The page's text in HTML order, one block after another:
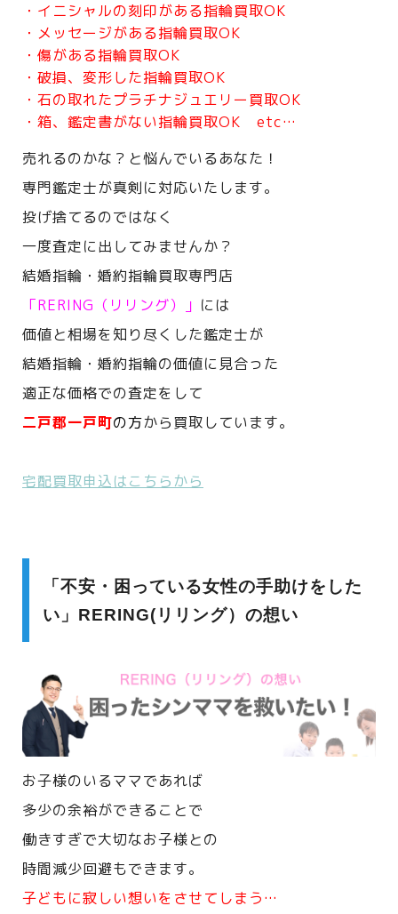
・イニシャルの刻印がある指輪買取OK
・メッセージがある指輪買取OK
・傷がある指輪買取OK
・破損、変形した指輪買取OK
・石の取れたプラチナジュエリー買取OK
・箱、鑑定書がない指輪買取OK etc…
売れるのかな？と悩んでいるあなた！
専門鑑定士が真剣に対応いたします。
投げ捨てるのではなく
一度査定に出してみませんか？
結婚指輪・婚約指輪買取専門店
「RERING（リリング）」 には
価値と相場を知り尽くした鑑定士が
結婚指輪・婚約指輪の価値に見合った
適正な価格での査定をして
二戸郡一戸町の方から買取しています。
宅配買取申込はこちらから
「不安・困っている女性の手助けをした
い」RERING(リリング）の想い
お子様のいるママであれば
多少の余裕ができることで
働きすぎで大切なお子様との
時間減少回避もできます。
子どもに寂しい想いをさせてしまう…